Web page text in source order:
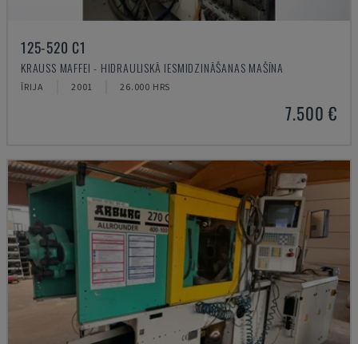
125-520 C1
KRAUSS MAFFEI - HIDRAULISKĀ IESMIDZINĀŠANAS MAŠĪNA
ĪRIJA 2001 26.000 HRS
7.500 €